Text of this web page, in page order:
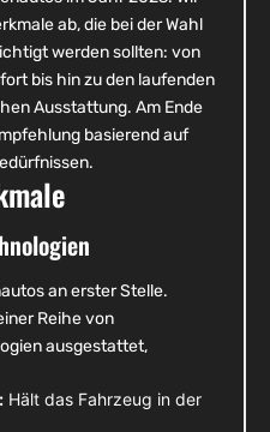
ab, die bei der Wahl
werden sollten: von
bis hin zu den laufenden
Ausstattung. Am Ende
basierend auf
an erster Stelle.
Reihe von
ausgestattet,
Hält das Fahrzeug in der